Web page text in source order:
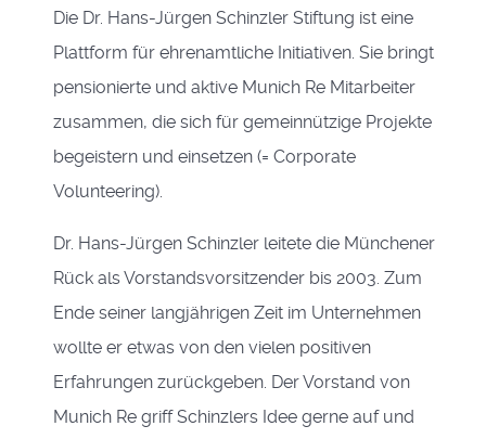
Die Dr. Hans-Jürgen Schinzler Stiftung ist eine
Plattform für ehrenamtliche Initiativen. Sie bringt
pensionierte und aktive Munich Re Mitarbeiter
zusammen, die sich für gemeinnützige Projekte
begeistern und einsetzen (= Corporate
Volunteering).
Dr. Hans-Jürgen Schinzler leitete die Münchener
Rück als Vorstandsvorsitzender bis 2003. Zum
Ende seiner langjährigen Zeit im Unternehmen
wollte er etwas von den vielen positiven
Erfahrungen zurückgeben. Der Vorstand von
Munich Re griff Schinzlers Idee gerne auf und